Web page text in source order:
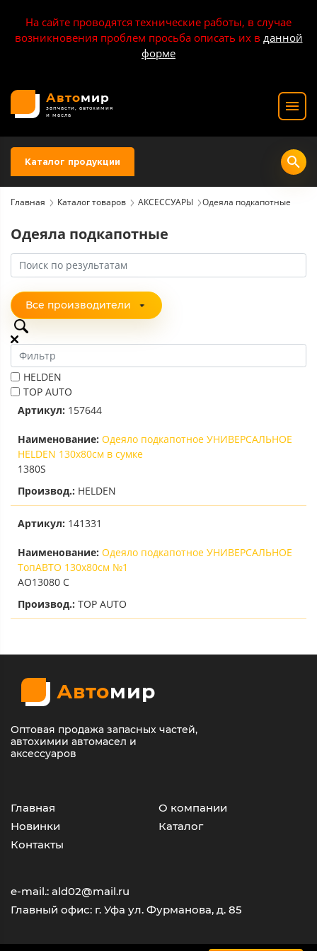
На сайте проводятся технические работы, в случае
возникновения проблем просьба описать их в данной
форме
Автомир
запчасти, автохимия
и масла
Каталог продукции
Главная Каталог товаров АКСЕССУАРЫ Одеяла подкапотные
Одеяла подкапотные
Все производители
HELDEN
TOP AUTO
Артикул: 157644
Наименование: Одеяло подкапотное УНИВЕРСАЛЬНОЕ
HELDEN 130х80см в сумке
1380S
Производ.: HELDEN
Артикул: 141331
Наименование: Одеяло подкапотное УНИВЕРСАЛЬНОЕ
ТопАВТО 130х80см №1
АО13080 С
Производ.: TOP AUTO
Автомир
Оптовая продажа запасных частей,
автохимии автомасел и
аксессуаров
Главная
О компании
Новинки
Каталог
Контакты
e-mail.: ald02@mail.ru
Главный офис: г. Уфа ул. Фурманова, д. 85